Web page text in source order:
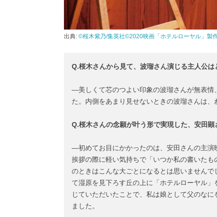
出典: ©桜木紫乃/集英社©2020映画「ホテルローヤル」製
Q.桜木さんから見て、波瑠さん演じる主人公
―美しくて芯のつよい印象の波瑠さんが無表情
た。内側をあまり見せないときの波瑠さんは
Q.桜木さんの念願が叶う形で実現した、安田
―初めてお目にかかったのは、安田さんの主演
挨拶の際に軽い気持ちで「いつか私の書いた
のときはこんな大ごとになるとは思いません
て湿原を見下ろす丘の上に「ホテルローヤル
じていただいたことで、私は娘として父のな
ました。